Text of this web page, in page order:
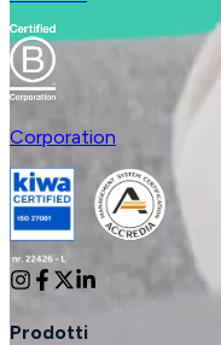
Corporation
Prodotti